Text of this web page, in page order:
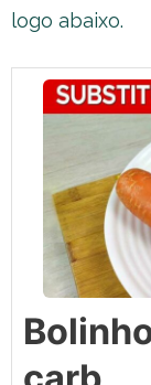
logo abaixo.